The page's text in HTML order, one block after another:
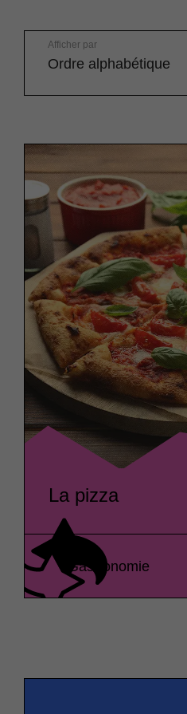
Ordre alphabétique
Afficher par
La pizza
Gastronomie